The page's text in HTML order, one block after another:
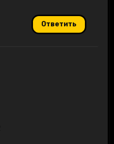
Ответить